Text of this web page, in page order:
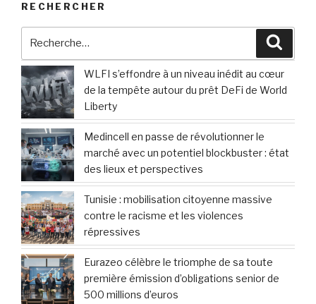
RECHERCHER
:
WLFI s’effondre à un niveau inédit au cœur
de la tempête autour du prêt DeFi de World
Liberty
Medincell en passe de révolutionner le
marché avec un potentiel blockbuster : état
des lieux et perspectives
Tunisie : mobilisation citoyenne massive
contre le racisme et les violences
répressives
Eurazeo célèbre le triomphe de sa toute
première émission d’obligations senior de
500 millions d’euros